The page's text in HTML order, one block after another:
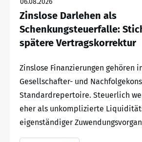
06.08.2026
Zinslose Darlehen als
Schenkungsteuerfalle:
spätere Vertragskorrektur
Zinslose Finanzierungen gehören
Gesellschafter- und
Standardrepertoire. Steuerlich
eher als unkomplizierte
eigenständiger